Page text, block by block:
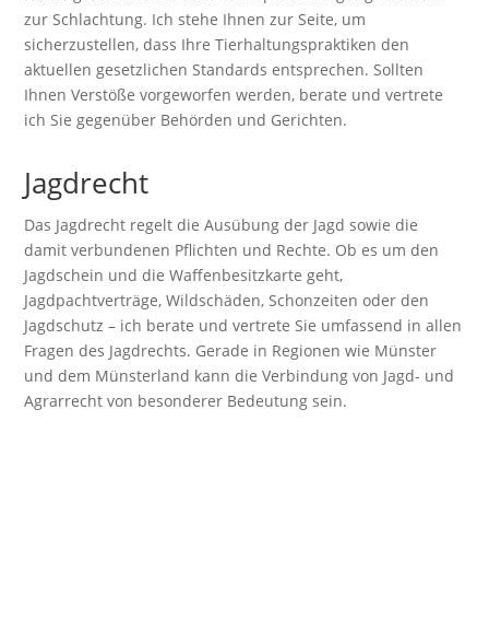
zur Schlachtung. Ich stehe Ihnen zur Seite, um
sicherzustellen, dass Ihre Tierhaltungspraktiken den
aktuellen gesetzlichen Standards entsprechen. Sollten
Ihnen Verstöße vorgeworfen werden, berate und vertrete
ich Sie gegenüber Behörden und Gerichten.
Jagdrecht
Das Jagdrecht regelt die Ausübung der Jagd sowie die
damit verbundenen Pflichten und Rechte. Ob es um den
Jagdschein und die Waffenbesitzkarte geht,
Jagdpachtverträge, Wildschäden, Schonzeiten oder den
Jagdschutz – ich berate und vertrete Sie umfassend in allen
Fragen des Jagdrechts. Gerade in Regionen wie Münster
und dem Münsterland kann die Verbindung von Jagd- und
Agrarrecht von besonderer Bedeutung sein.